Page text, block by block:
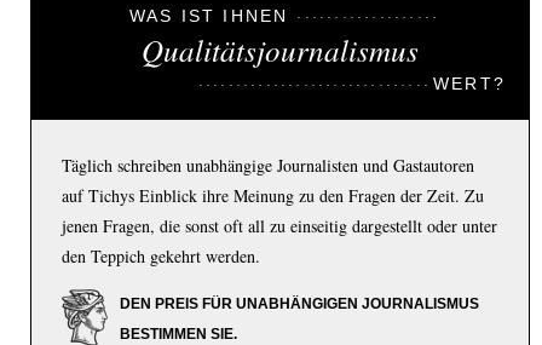
WAS IST IHNEN
Qualitätsjournalismus
WERT?
Täglich schreiben unabhängige Journalisten und Gastautoren
auf Tichys Einblick ihre Meinung zu den Fragen der Zeit. Zu
jenen Fragen, die sonst oft all zu einseitig dargestellt oder unter
den Teppich gekehrt werden.
DEN PREIS FÜR UNABHÄNGIGEN JOURNALISMUS
BESTIMMEN SIE.